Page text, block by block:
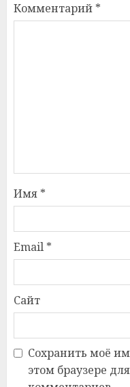
Комментарий *
Имя *
Email *
Сайт
Сохранить моё
этом браузере